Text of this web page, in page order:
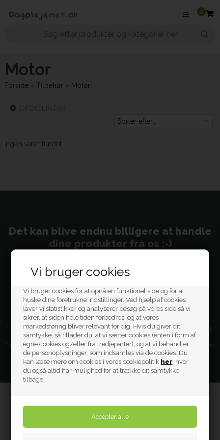
Vi bruger cookies
Vi bruger cookies for at opnå en funktionel side og for at
huske dine foretrukne indstillinger. Ved hjælp af cookies
laver vi statistikker og analyserer besøg på vores side så vi
sikrer, at siden hele tiden forbedres, og at vores
markedsføring bliver relevant for dig. Hvis du giver dit
samtykke, så tillader du, at vi sætter cookies (enten i form af
egne cookies og/eller fra tredjeparter), og at vi behandler
de personoplysninger, som indsamles via de cookies. Du
kan læse mere om cookies i vores cookiepolitik her , hvor
du også altid har mulighed for at trække dit samtykke
tilbage.
0
Motor
Forside» Tilbehør» Motor
0
Ingen varer fundet
Det kan blive endnu billigere at handle
dine produkter fra os ;-)
* Ved at tilmelde dig, accepterer du vores persondata politik vedr.
nyhedsbrev
** Du kan altid afmelde dig fra vores nyhedsbrev, hvis du ikke ønsker dem længere.
FIND OS